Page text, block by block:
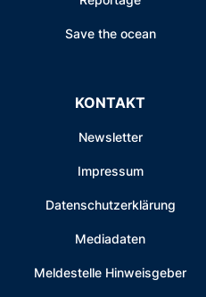
Save the ocean
KONTAKT
Newsletter
Impressum
Datenschutzerklärung
Mediadaten
Meldestelle Hinweisgeber